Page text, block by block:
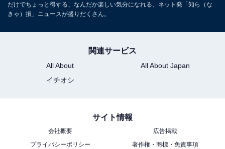
だけでちょっと得する、なんだか楽しい気分になれる、ネット発「知ら（な
きゃ）損」ニュースが盛りだくさん。
関連サービス
All About
All About Japan
イチオシ
サイト情報
会社概要
広告掲載
プライバシーポリシー
著作権・商標・免責事項